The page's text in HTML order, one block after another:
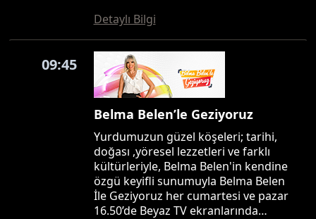
Detaylı Bilgi
09:45
Belma Belen’le Geziyoruz
Yurdumuzun güzel köşeleri; tarihi,
doğası ,yöresel lezzetleri ve farklı
kültürleriyle, Belma Belen'in kendine
özgü keyifli sunumuyla Belma Belen
İle Geziyoruz her cumartesi ve pazar
16.50’de Beyaz TV ekranlarında…